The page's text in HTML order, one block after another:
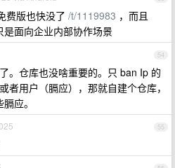
费版也快没了 /t/1119983 ，而且
面向企业内部协作场景
54
。仓库也没啥重要的。只 ban Ip 的
者用户（膈应），那就自建个仓库，
应。
55